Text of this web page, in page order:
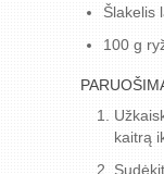
Šlakelis
100 g
kaitrą